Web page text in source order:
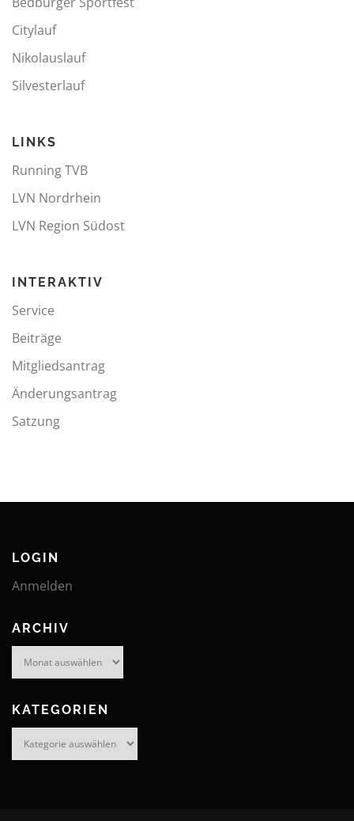
Citylauf
Nikolauslauf
Silvesterlauf
LINKS
Running TVB
LVN Nordrhein
LVN Region Südost
INTERAKTIV
Service
Beiträge
Mitgliedsantrag
Änderungsantrag
Satzung
LOGIN
Anmelden
ARCHIV
KATEGORIEN